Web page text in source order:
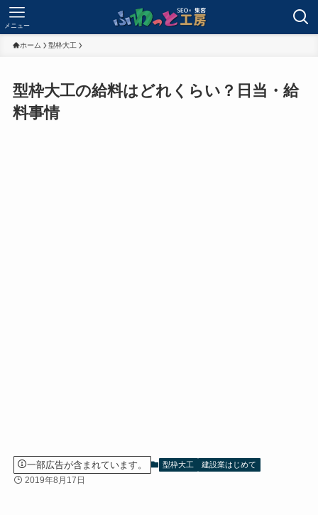
メニュー
ホーム 型枠大工
型枠大工の給料はどれくらい？日当・給
料事情
一部広告が含まれています。 型枠大工 建設業はじめて
2019年8月17日